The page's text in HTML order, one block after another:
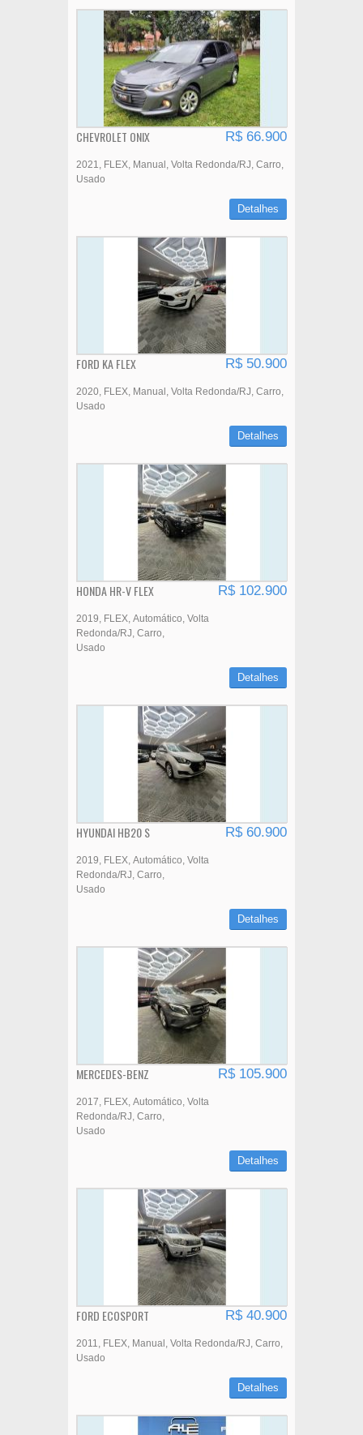
CHEVROLET ONIX R$ 66.900
2021 FLEX Manual Volta Redonda/RJ Carro
Usado
Detalhes
FORD KA FLEX R$ 50.900
2020 FLEX Manual Volta Redonda/RJ Carro
Usado
Detalhes
HONDA HR-V FLEX R$ 102.900
2019 FLEX Automático Volta
Redonda/RJ Carro
Usado
Detalhes
HYUNDAI HB20 S R$ 60.900
2019 FLEX Automático Volta
Redonda/RJ Carro
Usado
Detalhes
MERCEDES-BENZ R$ 105.900
2017 FLEX Automático Volta
Redonda/RJ Carro
Usado
Detalhes
FORD ECOSPORT R$ 40.900
2011 FLEX Manual Volta Redonda/RJ Carro
Usado
Detalhes